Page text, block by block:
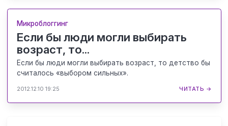
Микроблоггинг
Если бы люди могли выбирать
возраст, то...
Если бы люди могли выбирать возраст, то детство бы
считалось «выбором сильных».
2012.12.10 19:25 ЧИТАТЬ →